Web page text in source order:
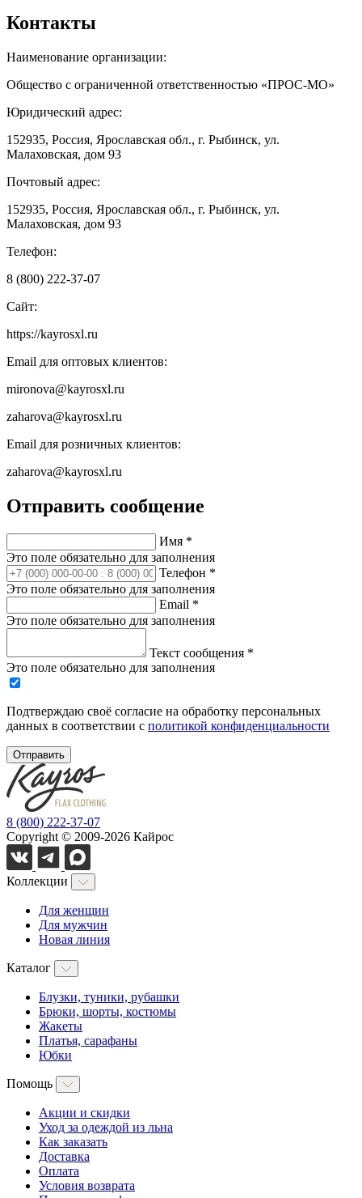
Контакты
Наименование организации:
Общество с ограниченной ответственностью «ПРОС-МО»
Юридический адрес:
152935, Россия, Ярославская обл., г. Рыбинск, ул.
Малаховская, дом 93
Почтовый адрес:
152935, Россия, Ярославская обл., г. Рыбинск, ул.
Малаховская, дом 93
Телефон:
8 (800) 222-37-07
Сайт:
https://kayrosxl.ru
Email для оптовых клиентов:
mironova@kayrosxl.ru
zaharova@kayrosxl.ru
Email для розничных клиентов:
zaharova@kayrosxl.ru
Отправить сообщение
Имя *
Это поле обязательно для заполнения
Телефон *
Это поле обязательно для заполнения
Email *
Это поле обязательно для заполнения
Текст сообщения *
Это поле обязательно для заполнения
Подтверждаю своё согласие на обработку персональных
данных в соответствии с политикой конфиденциальности
Отправить
8 (800) 222-37-07
Copyright © 2009-2026 Кайрос
Коллекции
Для женщин
Для мужчин
Новая линия
Каталог
Блузки, туники, рубашки
Брюки, шорты, костюмы
Жакеты
Платья, сарафаны
Юбки
Помощь
Акции и скидки
Уход за одеждой из льна
Как заказать
Доставка
Оплата
Условия возврата